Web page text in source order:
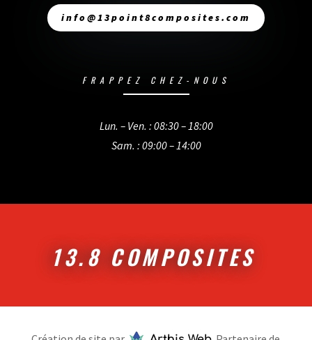
info@13point8composites.com
FRAPPEZ CHEZ-NOUS
Lun. – Ven. : 08:30 – 18:00
Sam. : 09:00 – 14:00
13.8 COMPOSITES